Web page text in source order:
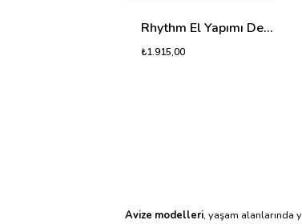
Rhythm El Yapımı Dekoratif Tasarım Jüt Avize M (Turuncu, 800gr.)
₺1.915,00
Avize modelleri, yaşam alanlarında